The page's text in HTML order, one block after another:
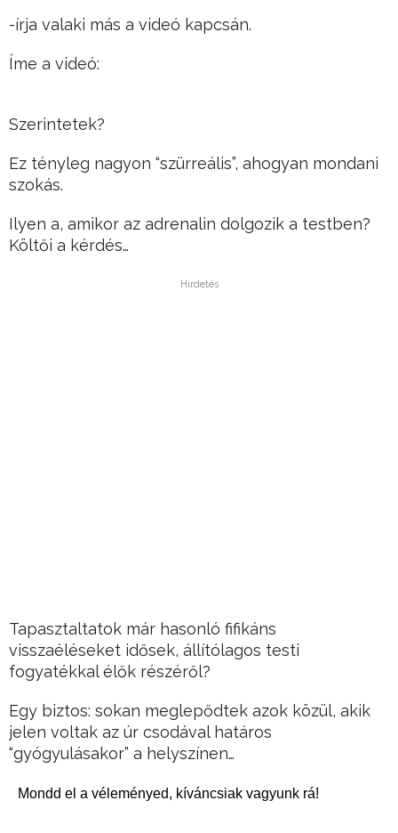
-írja valaki más a videó kapcsán.
Íme a videó:
Szerintetek?
Ez tényleg nagyon “szürreális”, ahogyan mondani
szokás.
Ilyen a, amikor az adrenalin dolgozik a testben?
Költői a kérdés…
Hirdetés
Tapasztaltatok már hasonló fifikáns
visszaéléseket idősek, állítólagos testi
fogyatékkal élők részéről?
Egy biztos: sokan meglepődtek azok közül, akik
jelen voltak az úr csodával határos
“gyógyulásakor” a helyszínen…
Mondd el a véleményed, kíváncsiak vagyunk rá!